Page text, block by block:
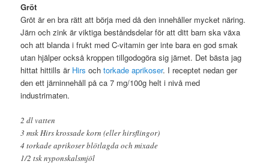
Gröt
Gröt är en bra rätt att börja med då den innehåller mycket näring.
Järn och zink är viktiga beståndsdelar för att ditt barn ska växa
och att blanda i frukt med C-vitamin ger inte bara en god smak
utan hjälper också kroppen tillgodogöra sig järnet. Det bästa jag
hittat hittills är Hirs ochtorkade aprikoser. I receptet nedan ger
den ett järninnehåll på ca 7 mg/100g helt i nivå med
industrimaten.
2 dl vatten
3 msk Hirs krossade korn (eller hirsflingor)
4 torkade aprikoser blötlagda och mixade
1/2 tsk nyponskalsmjöl